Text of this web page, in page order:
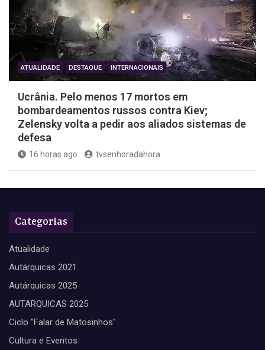
ATUALIDADE DESTAQUE INTERNACIONAIS
Ucrânia. Pelo menos 17 mortos em
bombardeamentos russos contra Kiev;
Zelensky volta a pedir aos aliados sistemas de
defesa
16 horas ago tvsenhoradahora
Categorias
Atualidade
Autárquicas 2021
Autárquicas 2025
AUTARQUICAS 2025
Ciclo "Falar de Matosinhos"
Cultura e Eventos